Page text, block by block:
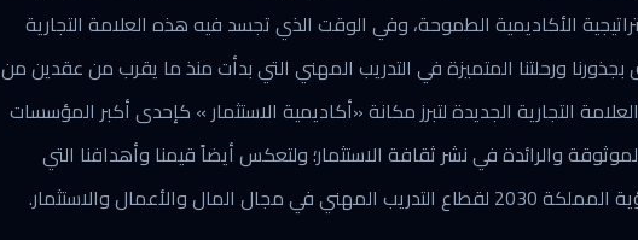
الأكاديمية الطموحة، وفي الوقت الذي تجسد فيه هذه العلامة التجارية
بجذورنا ورحلتنا المتميزة في التدريب المهني التي بدأت منذ ما يقرب من عقدين من
التجارية الجديدة لتبرز مكانة «أكاديمية الاستثمار » كإحدى أكبر المؤسسات
والرائدة في نشر ثقافة الاستثمار؛ ولتعكس أيضاً قيمنا وأهدافنا التي
في مجال المال والأعمال والاستثمار.